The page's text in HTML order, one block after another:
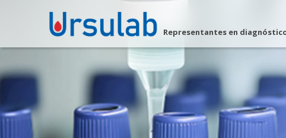
Representantes en